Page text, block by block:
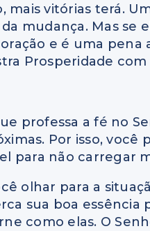
mais vitórias terá.
mudança. Mas se
e é uma pena
Prosperidade com
professa a fé no
Por isso, você
para não carregar
olhar para a
sua boa essência
como elas. O